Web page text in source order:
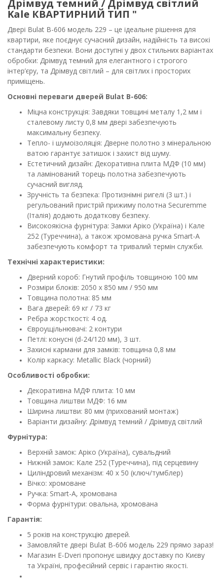
Дрімвуд темний / Дрімвуд світлий
Kale КВАРТИРНИЙ ТИП "
Двері Bulat B-606 модель 229 – це ідеальне рішення для
квартири, яке поєднує сучасний дизайн, надійність та високі
стандарти безпеки. Вони доступні у двох стильних варіантах
обробки: Дрімвуд темний для елегантного і строгого
інтер’єру, та Дрімвуд світлий – для світлих і просторих
приміщень.
Основні переваги дверей Bulat B-606:
Міцна конструкція: Завдяки товщині металу 1,2 мм і
сталевому листу 0,8 мм двері забезпечують
максимальну безпеку.
Тепло- і шумоізоляція: Дверне полотно з мінеральною
ватою гарантує затишок і захист від шуму.
Естетичний дизайн: Декоративна плита МДФ (10 мм)
та ламінований торець полотна забезпечують
сучасний вигляд.
Зручність та безпека: Протизнімні ригелі (3 шт.) і
регульований пристрій прижиму полотна Securemme
(Італія) додають додаткову безпеку.
Високоякісна фурнітура: Замки Аріко (Україна) і Кале
252 (Туреччина), а також хромована ручка Smart-A
забезпечують комфорт та тривалий термін служби.
Технічні характеристики:
Дверний короб: Гнутий профіль товщиною 100 мм
Розміри блоків: 2050 x 850 мм / 950 мм
Товщина полотна: 85 мм
Вага дверей: 69 кг / 73 кг
Ребра жорсткості: 4 од.
Євроущільнювачі: 2 контури
Петлі: конусні (d-24/120 мм), 3 шт.
Захисні кармани для замків: товщина 0,8 мм
Колір каркасу: Metallic Black (чорний)
Особливості обробки:
Декоративна МДФ плита: 10 мм
Товщина лиштви МДФ: 16 мм
Ширина лиштви: 80 мм (прихований монтаж)
Варіанти дизайну: Дрімвуд темний / Дрімвуд світлий
Фурнітура:
Верхній замок: Аріко (Україна), сувальдний
Нижній замок: Кале 252 (Туреччина), під серцевину
Циліндровий механізм: 40 x 50 (ключ/тумблер)
Вічко: хромоване
Ручка: Smart-A, хромована
Форма фурнітури: овальна, хромована
Гарантія:
5 років на конструкцію дверей.
Замовляйте двері Bulat B-606 модель 229 прямо зараз!
Магазин E-Dveri пропонує швидку доставку по Києву
та Україні, професійний сервіс і гарантію якості.